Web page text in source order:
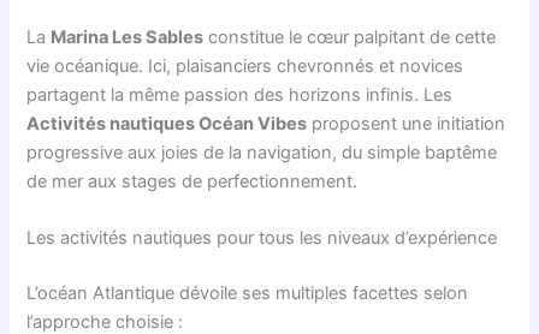
La Marina Les Sables constitue le cœur palpitant de cette
vie océanique. Ici, plaisanciers chevronnés et novices
partagent la même passion des horizons infinis. Les
Activités nautiques Océan Vibes proposent une initiation
progressive aux joies de la navigation, du simple baptême
de mer aux stages de perfectionnement.
Les activités nautiques pour tous les niveaux d’expérience
L’océan Atlantique dévoile ses multiples facettes selon
l’approche choisie :